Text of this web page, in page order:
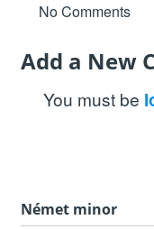
No Comments
Add a New
You must be
Német minor